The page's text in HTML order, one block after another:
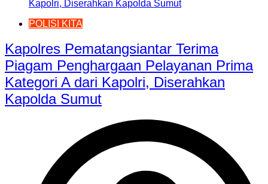
POLISI KITA
Kapolres Pematangsiantar Terima
Piagam Penghargaan Pelayanan Prima
Kategori A dari Kapolri, Diserahkan
Kapolda Sumut